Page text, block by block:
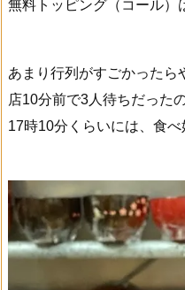
無料トッピング（コール）
あまり行列がすごかったら
店10分前で3人待ちだった
17時10分くらいには、食べ